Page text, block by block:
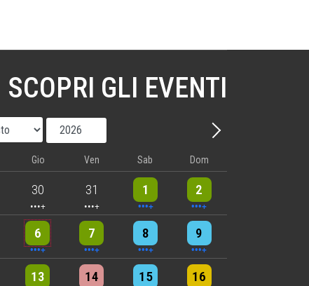
SCOPRI GLI EVENTI
Anno
Avanti - Mese
Gio Ven Sab Dom
30
5 events 31
5 events 1
10 events 2
8 events
6
6 events 7
5 events 8
7 events 9
8 events
13
9 events 14
3 events 15
5 events 16
4 events